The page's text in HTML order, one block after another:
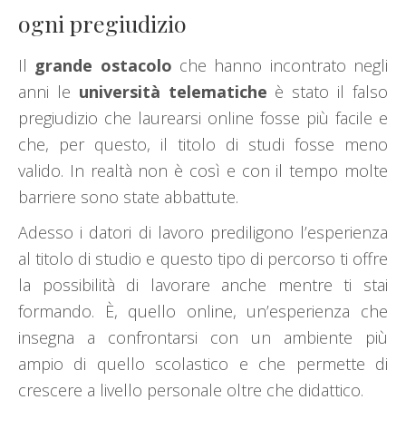
ogni pregiudizio
Il grande ostacolo che hanno incontrato negli
anni le università telematiche è stato il falso
pregiudizio che laurearsi online fosse più facile e
che, per questo, il titolo di studi fosse meno
valido. In realtà non è così e con il tempo molte
barriere sono state abbattute.
Adesso i datori di lavoro prediligono l’esperienza
al titolo di studio e questo tipo di percorso ti offre
la possibilità di lavorare anche mentre ti stai
formando. È, quello online, un’esperienza che
insegna a confrontarsi con un ambiente più
ampio di quello scolastico e che permette di
crescere a livello personale oltre che didattico.